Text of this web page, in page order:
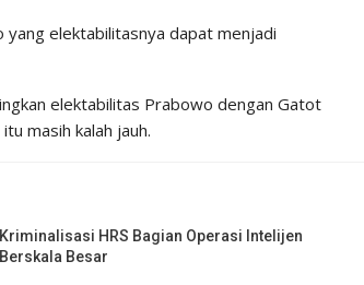
yang elektabilitasnya dapat menjadi
elektabilitas Prabowo dengan Gatot
masih kalah jauh.
Kriminalisasi HRS Bagian Operasi Intelijen
Berskala Besar